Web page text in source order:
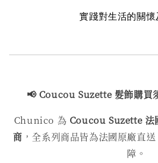
實踐對生活的關懷
📢 Coucou Suzette 髮飾購買
Chunico 為 Coucou Suzette 法
商 ，全系列商品皆為法國原廠直
障。